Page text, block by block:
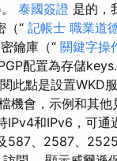
泰國簽證 是的，
（“ 記帳士 職業道
鑰庫（“ 關鍵字操
配置為存儲
此點是設置WKD服
機會，示例和其他
IPv4和IPv6，可
587、2587、